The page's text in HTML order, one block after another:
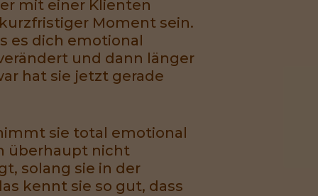
mit einer Klienten
Moment sein.
es dich emotional
und dann länger
hat sie jetzt gerade
sie total emotional
überhaupt nicht
solang sie in der
kennt sie so gut, dass